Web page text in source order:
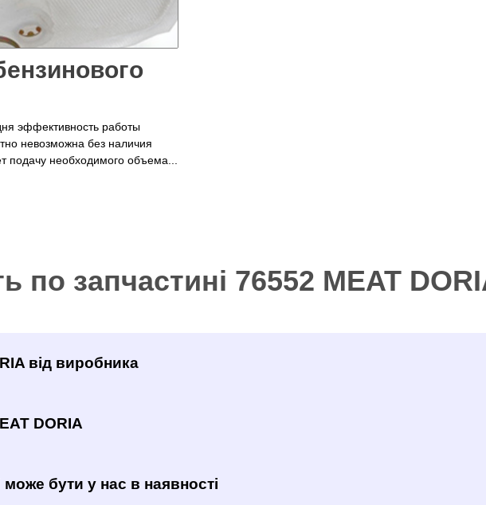
эффективность работы
невозможна без наличия
подачу необходимого объема...
по запчастині 76552 MEAT
від виробника
DORIA
бути у нас в наявності